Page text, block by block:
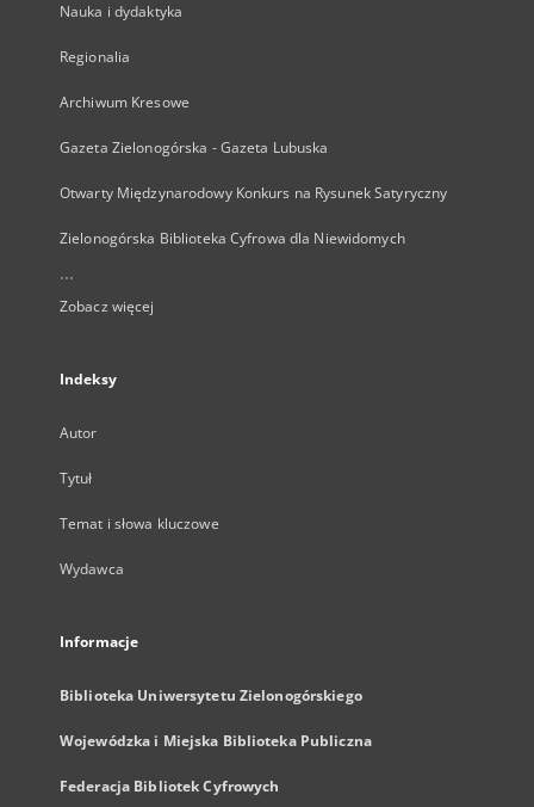
Nauka i dydaktyka
Regionalia
Archiwum Kresowe
Gazeta Zielonogórska - Gazeta Lubuska
Otwarty Międzynarodowy Konkurs na Rysunek Satyryczny
Zielonogórska Biblioteka Cyfrowa dla Niewidomych
...
Zobacz więcej
Indeksy
Autor
Tytuł
Temat i słowa kluczowe
Wydawca
Informacje
Biblioteka Uniwersytetu Zielonogórskiego
Wojewódzka i Miejska Biblioteka Publiczna
Federacja Bibliotek Cyfrowych